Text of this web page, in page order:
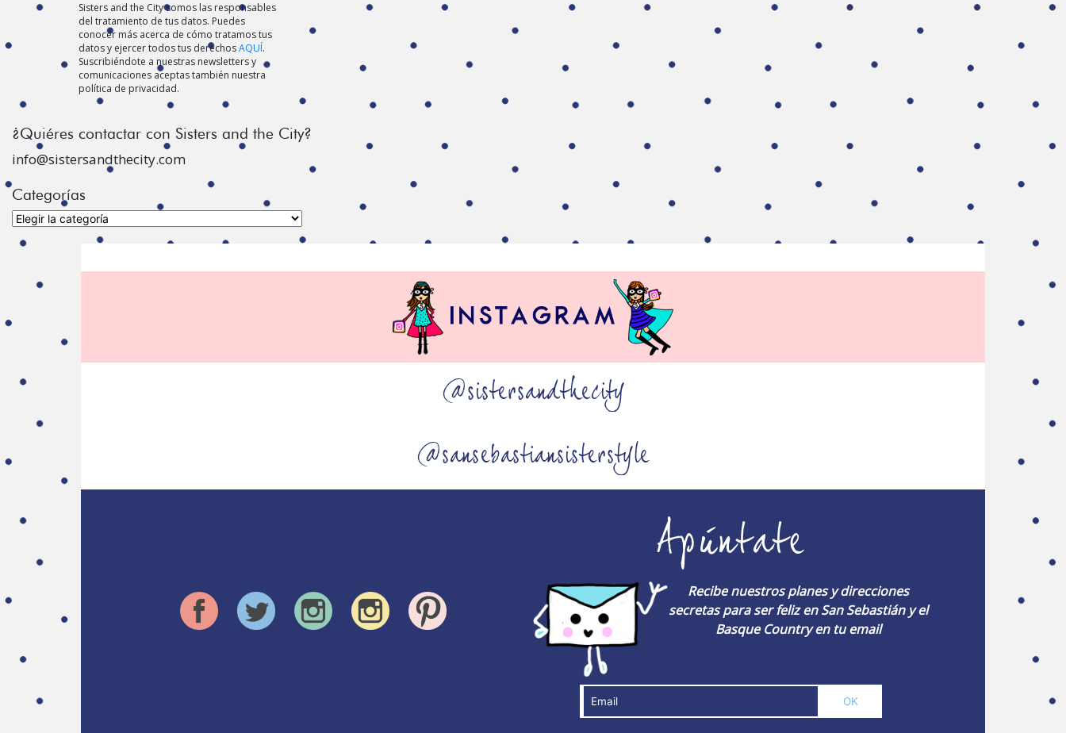
Sisters and the City somos las responsables
del tratamiento de tus datos. Puedes
conocer más acerca de cómo tratamos tus
datos y ejercer todos tus derechosAQUÍ.
Suscribiéndote a nuestras newsletters y
comunicaciones aceptas también nuestra
política de privacidad.
¿Quiéres contactar con Sisters and the City?
info@sistersandthecity.com
Categorías
Categorías
@sistersandthecity
@sansebastiansisterstyle
Apúntate
Recibe nuestros planes y direcciones
secretas para ser feliz en San Sebastián y el
Basque Country en tu email